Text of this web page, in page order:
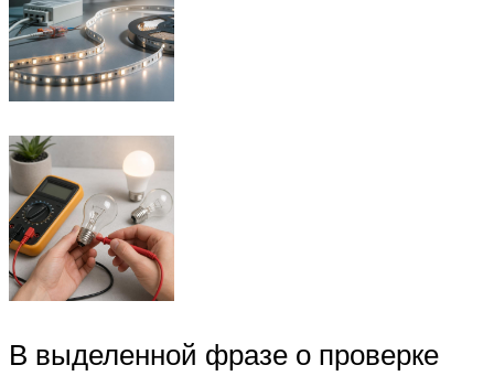
В выделенной фразе о проверке